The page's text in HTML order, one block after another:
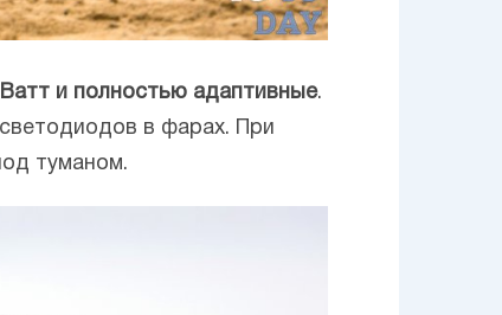
и полностью адаптивные.
в фарах. При
туманом.